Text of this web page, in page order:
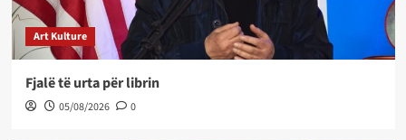
Art Kulture
Fjalë të urta për librin
05/08/2026 0